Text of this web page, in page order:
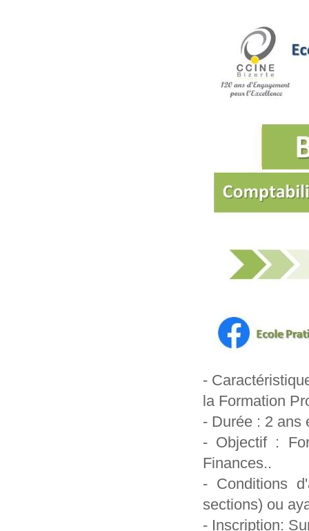
-
‎la Formation
- Durée : 2 ans
- Objectif :
‎Finances..‎
- Conditions
‎sections) ou
- Inscription: